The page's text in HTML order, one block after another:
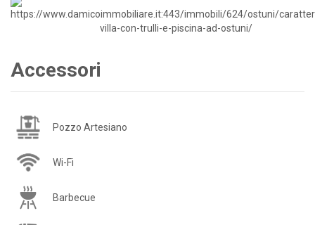
Accessori
Pozzo Artesiano
Wi-Fi
Barbecue